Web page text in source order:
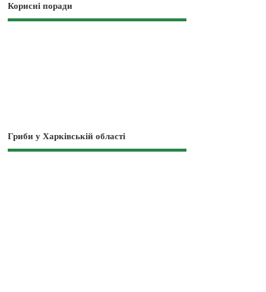
Корисні поради
Гриби у Харківській області